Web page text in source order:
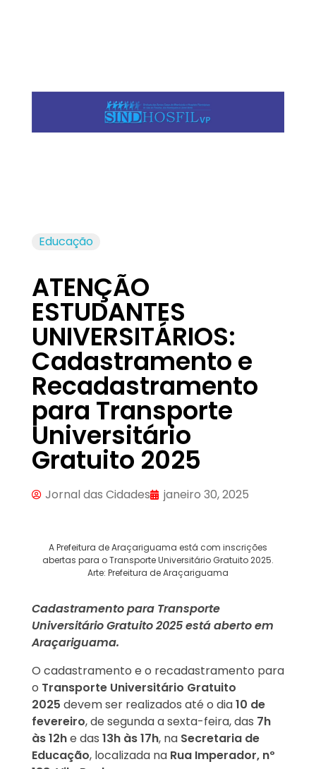
Educação
ATENÇÃO
ESTUDANTES
UNIVERSITÁRIOS:
Cadastramento e
Recadastramento
para Transporte
Universitário
Gratuito 2025
Jornal das Cidades janeiro 30, 2025
A Prefeitura de Araçariguama está com inscrições
abertas para o Transporte Universitário Gratuito 2025.
Arte: Prefeitura de Araçariguama
Cadastramento para Transporte
Universitário Gratuito 2025 está aberto em
Araçariguama.
O cadastramento e o recadastramento para
o Transporte Universitário Gratuito
2025 devem ser realizados até o dia10 de
fevereiro, de segunda a sexta-feira, das 7h
às 12he das 13h às 17h, na Secretaria de
Educação, localizada na Rua Imperador, nº